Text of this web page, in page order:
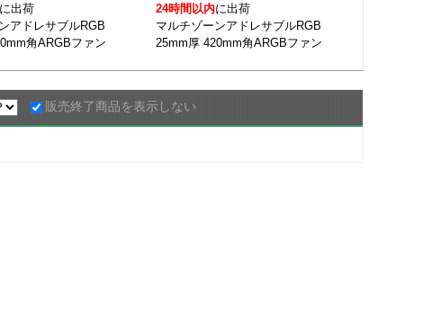
に出荷
アドレサブルRGB
角ARGBファン
24時間以内に出荷
マルチゾーンアドレサブルRGB
25mm厚 420mm角ARGBファン
販売終了商品を表示しない